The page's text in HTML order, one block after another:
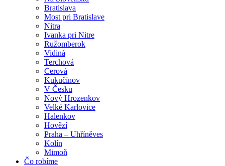
Bratislava
Most pri Bratislave
Nitra
Ivanka pri Nitre
Ružomberok
Vidiná
Terchová
Cerová
Kukučínov
V Česku
Nový Hrozenkov
Velké Karlovice
Halenkov
Hovězí
Praha – Uhříněves
Kolín
Mimoň
Čo robíme